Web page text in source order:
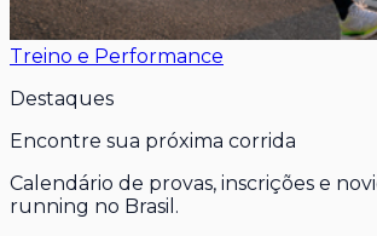
Treino e Performance
Destaques
Encontre sua próxima corrida
Calendário de provas, inscrições e
running no Brasil.